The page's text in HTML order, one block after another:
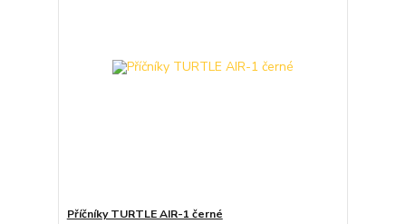
Příčníky TURTLE AIR-1 černé